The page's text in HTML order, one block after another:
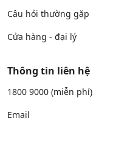
Câu hỏi thường gặp
Cửa hàng - đại lý
Thông tin liên hệ
1800 9000 (miễn phí)
Email